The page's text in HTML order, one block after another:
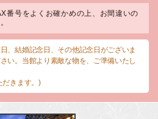
番号をよくお確かめの上、お間違いの
、結婚記念日、その他記念日がございま
い。当館より素敵な物を、ご準備いたし
だきます。)